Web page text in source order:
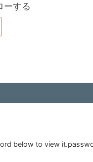
ーする
below to view